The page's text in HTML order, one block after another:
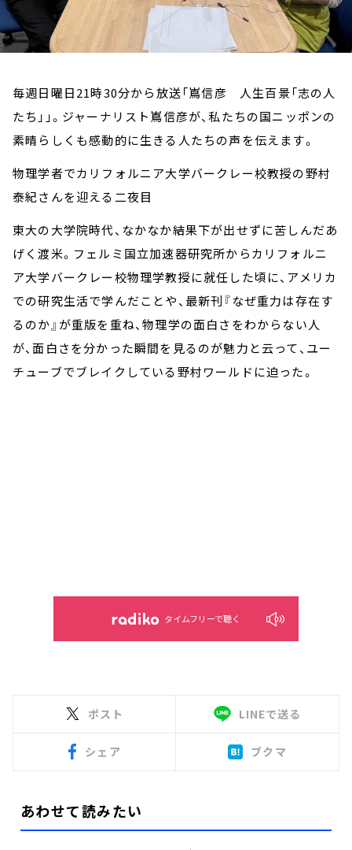
毎週日曜日21時30分から放送「嶌信彦 人生百景「志の人
たち」」。ジャーナリスト嶌信彦が、私たちの国ニッポンの
素晴らしくも感動的に生きる人たちの声を伝えます。
物理学者でカリフォルニア大学バークレー校教授の野村
泰紀さんを迎える二夜目
東大の大学院時代、なかなか結果下が出せずに苦しんだあ
げく渡米。フェルミ国立加速器研究所からカリフォルニ
ア大学バークレー校物理学教授に就任した頃に、アメリカ
での研究生活で学んだことや、最新刊『なぜ重力は存在す
るのか』が重版を重ね、物理学の面白さをわからない人
が、面白さを分かった瞬間を見るのが魅力と云って、ユー
チューブでブレイクしている野村ワールドに迫った。
タイムフリーで聴く
ポスト LINEで送る
シェア ブクマ
あわせて読みたい